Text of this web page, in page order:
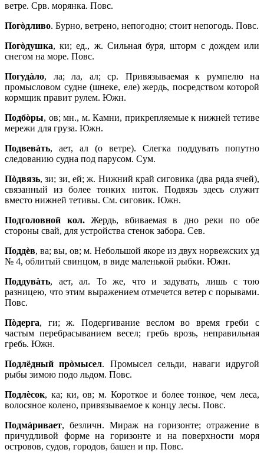
ветре. Срв. морянка. Повс.
Погòдливо. Бурно, ветрено, непогодно; стоит непогодь. Повс.
Погòдушка, ки; ед., ж. Сильная буря, шторм с дождем или
снегом на море. Повс.
Погудàло, ла; ла, ал; ср. Привязываемая к румпелю на
промысловом судне (шнеке, еле) жердь, посредством которой
кормщик правит рулем. Южн.
Подбòры, ов; мн., м. Камни, прикрепляемые к нижней тетиве
мережи для груза. Южн.
Подвевàть, ает, ал (о ветре). Слегка поддувать попутно
следованию судна под парусом. Сум.
Пòдвязь, зи; зи, ей; ж. Нижний край сиговика (два ряда ячей),
связанный из более тонких ниток. Подвязь здесь служит
вместо нижней тетивы. См. сиговик. Южн.
Подголовной кол.Жердь, вбиваемая в дно реки по обе
стороны свай, для устройства стенок забора. Сев.
Поддèв, ва; вы, ов; м. Небольшой якоре из двух норвежских уд
№ 4, облитый свинцом, в виде маленькой рыбки. Южн.
Поддувàть, ает, ал. То же, что и задувать, лишь с тою
разницею, что этим выражением отмечется ветер с порывами.
Повс.
Пòдерга, ги; ж. Подергивание веслом во время греби с
частым перебрасыванием весел; гребь врозь, неправильная
гребь. Южн.
Подлёдный прòмысел. Промысел сельди, наваги идругой
рыбы зимою подо льдом. Повс.
Подлèсок, ка; ки, ов; м. Короткое и более тонкое, чем леса,
волосяное колено, привязываемое к концу лесы. Повс.
Подмàривает, безличн. Мираж на горизонте; отражение в
причудливой форме на горизонте и на поверхности моря
островов, судов, городов, башен и пр. Повс.